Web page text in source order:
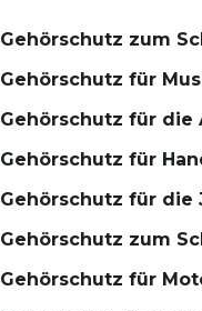
Gehörschutz zum
Gehörschutz für
Gehörschutz für die
Gehörschutz für
Gehörschutz für die
Gehörschutz zum
Gehörschutz für